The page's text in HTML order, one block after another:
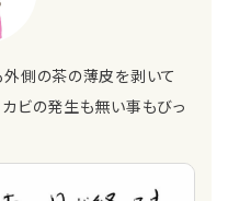
外側の茶の薄皮を剥いて
ビの発生も無い事もびっ